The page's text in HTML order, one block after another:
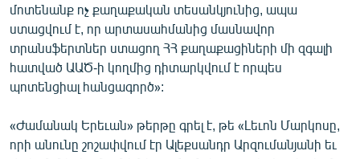
մոտենանք ոչ քաղաքական տեսանկյունից, ապա
ստացվում է, որ արտասահմանից մասնավոր
տրանսֆերտներ ստացող ՀՀ քաղաքացիների մի զգալի
հատված ԱԱԾ-ի կողմից դիտարկվում է որպես
պոտենցիալ հանցագործ»:
«Ժամանակ Երեւան» թերթը գրել է, թե «Լեւոն Մարկոսը,
որի անունը շոշափվում էր Ալեքսանդր Արզումանյանի եւ